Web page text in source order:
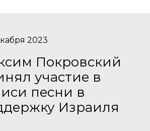
2023
Покровский
участие в
песни в
Израиля